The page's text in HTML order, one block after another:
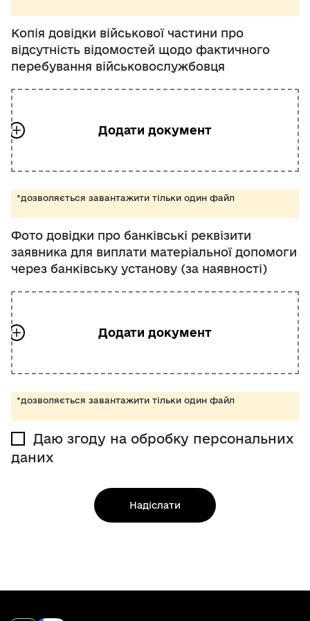
Копія довідки військової частини про
відсутність відомостей щодо фактичного
перебування військовослужбовця
*дозволяється завантажити тільки один файл
Фото довідки про банківські реквізити
заявника для виплати матеріальної допомоги
через банківську установу (за наявності)
*дозволяється завантажити тільки один файл
Даю згоду на обробку персональних
даних